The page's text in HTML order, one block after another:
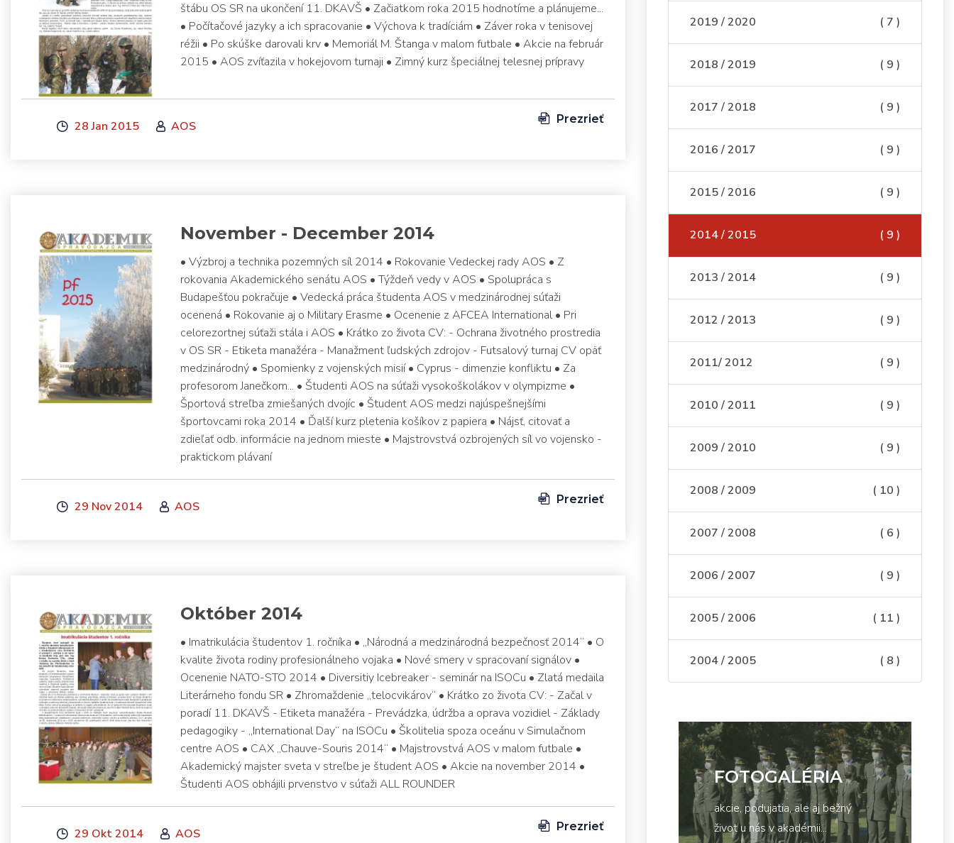
štábu OS SR na ukončení 11. DKAVŠ • Začiatkom roka 2015 hodnotíme a plánujeme...
• Počítačové jazyky a ich spracovanie • Výchova k tradíciám • Záver roka v tenisovej
réžii • Po skúške darovali krv • Memoriál M. Štanga v malom futbale • Akcie na február
2015 • AOS zvíťazila v hokejovom turnaji • Zimný kurz špeciálnej telesnej prípravy
28 Jan 2015 AOS Prezrieť
November - December 2014
• Výzbroj a technika pozemných síl 2014 • Rokovanie Vedeckej rady AOS • Z
rokovania Akademického senátu AOS • Týždeň vedy v AOS • Spolupráca s
Budapešťou pokračuje • Vedecká práca študenta AOS v medzinárodnej súťaži
ocenená • Rokovanie aj o Military Erasme • Ocenenie z AFCEA International • Pri
celorezortnej súťaži stála i AOS • Krátko zo života CV: - Ochrana životného prostredia
v OS SR - Etiketa manažéra - Manažment ľudských zdrojov - Futsalový turnaj CV opäť
medzinárodný • Spomienky z vojenských misií • Cyprus - dimenzie konfliktu • Za
profesorom Janečkom... • Študenti AOS na súťaži vysokoškolákov v olympizme •
Športová streľba zmiešaných dvojíc • Študent AOS medzi najúspešnejšími
športovcami roka 2014 • Ďalší kurz pletenia košíkov z papiera • Nájsť, citovať a
zdieľať odb. informácie na jednom mieste • Majstrovstvá ozbrojených síl vo vojensko -
praktickom plávaní
29 Nov 2014 AOS Prezrieť
Október 2014
• Imatrikulácia študentov 1. ročníka • „Národná a medzinárodná bezpečnosť 2014“ • O
kvalite života rodiny profesionálneho vojaka • Nové smery v spracovaní signálov •
Ocenenie NATO-STO 2014 • Diversitiy Icebreaker - seminár na ISOCu • Zlatá medaila
Literárneho fondu SR • Zhromaždenie „telocvikárov“ • Krátko zo života CV: - Začal v
poradí 11. DKAVŠ - Etiketa manažéra - Prevádzka, údržba a oprava vozidiel - Základy
pedagogiky - „International Day“ na ISOCu • Školitelia spoza oceánu v Simulačnom
centre AOS • CAX „Chauve-Souris 2014“ • Majstrovstvá AOS v malom futbale •
Akademický majster sveta v streľbe je študent AOS • Akcie na november 2014 •
Študenti AOS obhájili prvenstvo v súťaži ALL ROUNDER
29 Okt 2014 AOS Prezrieť
2019 / 2020 ( 7 )
2018 / 2019 ( 9 )
2017 / 2018 ( 9 )
2016 / 2017 ( 9 )
2015 / 2016 ( 9 )
2014 / 2015 ( 9 )
2013 / 2014 ( 9 )
2012 / 2013 ( 9 )
2011/ 2012 ( 9 )
2010 / 2011 ( 9 )
2009 / 2010 ( 9 )
2008 / 2009 ( 10 )
2007 / 2008 ( 6 )
2006 / 2007 ( 9 )
2005 / 2006 ( 11 )
2004 / 2005 ( 8 )
FOTOGALÉRIA
akcie, podujatia, ale aj bežný
život u nás v akadémii...